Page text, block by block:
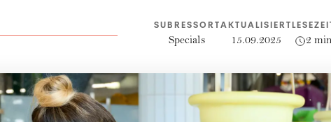
SUBRESSORT
Specials
AKTUALISIERT
15.09.2025 2 min